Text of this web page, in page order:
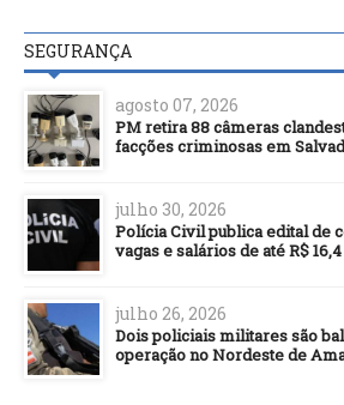
SEGURANÇA
agosto 07, 2026
PM retira 88 câmeras
facções criminosas em
julho 30, 2026
Polícia Civil publica edital de
vagas e salários de até R$
julho 26, 2026
Dois policiais militares são
operação no Nordeste de